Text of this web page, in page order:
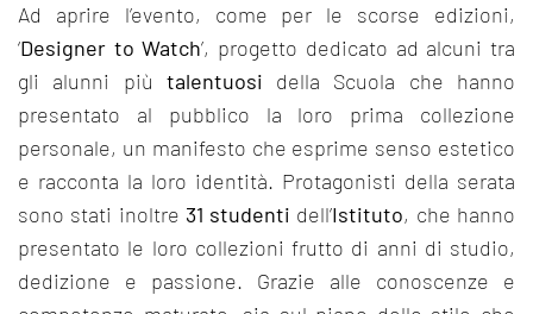
Ad aprire l’evento, come per le scorse edizioni,
‘Designer to Watch’, progetto dedicato ad alcuni tra
gli alunni più talentuosi della Scuola che hanno
presentato al pubblico la loro prima collezione
personale, un manifesto che esprime senso estetico
e racconta la loro identità. Protagonisti della serata
sono stati inoltre 31 studenti dell’Istituto, che hanno
presentato le loro collezioni frutto di anni di studio,
dedizione e passione. Grazie alle conoscenze e